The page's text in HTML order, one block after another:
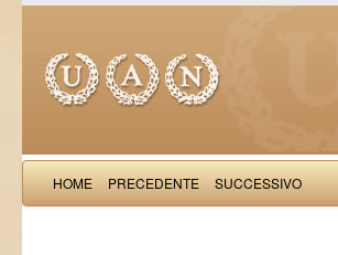
HOME PRECEDENTE SUCCESSIVO